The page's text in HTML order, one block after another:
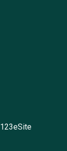
123eSite